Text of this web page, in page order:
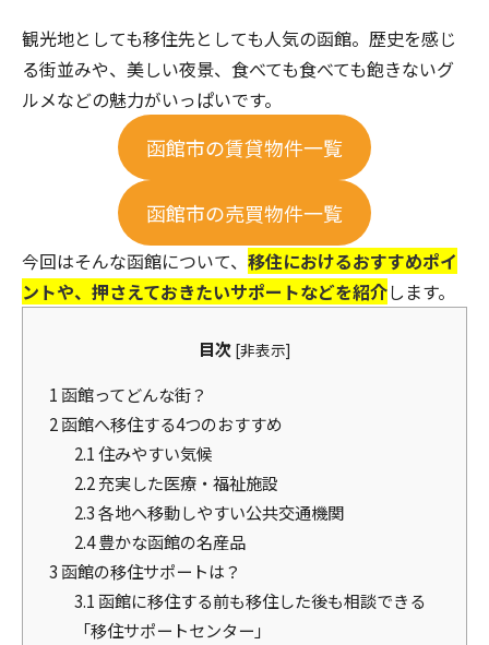
観光地としても移住先としても人気の函館。歴史を感じ
る街並みや、美しい夜景、食べても食べても飽きないグ
ルメなどの魅力がいっぱいです。
函館市の賃貸物件一覧
函館市の売買物件一覧
今回はそんな函館について、 移住におけるおすすめポイ
ントや、押さえておきたいサポートなどを紹介します。
目次 [非表示]
1函館ってどんな街？
2函館へ移住する4つのおすすめ
2.1住みやすい気候
2.2充実した医療・福祉施設
2.3各地へ移動しやすい公共交通機関
2.4豊かな函館の名産品
3函館の移住サポートは？
3.1函館に移住する前も移住した後も相談できる
「移住サポートセンター」